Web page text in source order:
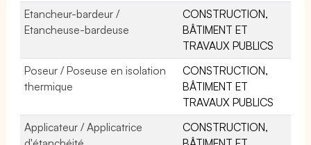
Etancheur-bardeur /
Etancheuse-bardeuse
CONSTRUCTION,
BÂTIMENT ET
TRAVAUX PUBLICS
Poseur / Poseuse en isolation
thermique
CONSTRUCTION,
BÂTIMENT ET
TRAVAUX PUBLICS
Applicateur / Applicatrice
CONSTRUCTION,